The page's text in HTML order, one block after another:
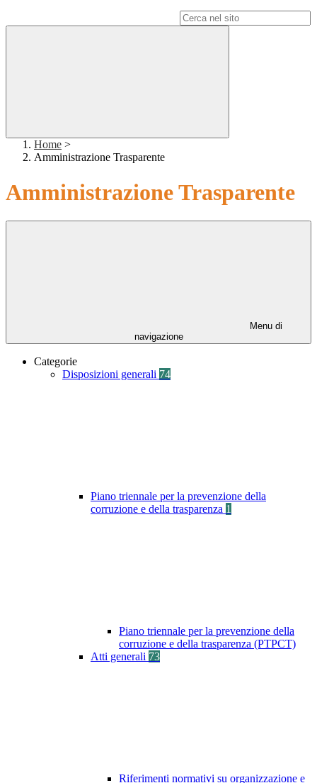
Home >
Amministrazione Trasparente
Amministrazione Trasparente
Menu di
navigazione
Categorie
Disposizioni generali 74
Piano triennale per la prevenzione della
corruzione e della trasparenza 1
Piano triennale per la prevenzione della
corruzione e della trasparenza (PTPCT)
Atti generali 73
Riferimenti normativi su organizzazione e